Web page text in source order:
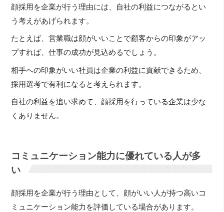
顔採用を企業が行う理由には、自社の利益につながるとい
う考えがあげられます。
たとえば、営業職は顔がいいことで顧客からの印象がアッ
プすれば、仕事の成功が見込めるでしょう。
相手への印象がいい社員は企業の利益に貢献できるため、
採用選考で有利になると考えられます。
自社の利益を追い求めて、顔採用を行っている企業は少な
くありません。
コミュニケーション能力に優れている人が多
い
顔採用を企業が行う理由として、顔がいい人が持つ高いコ
ミュニケーション能力を評価している場合があります。